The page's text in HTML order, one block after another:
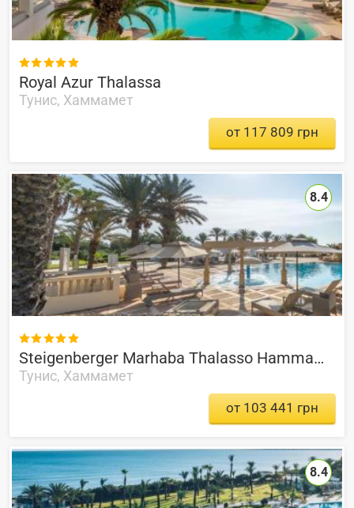

Royal Azur Thalassa
Тунис, Хаммамет
от 117 809 грн

Steigenberger Marhaba Thalasso Hammamet
Тунис, Хаммамет
8.4
от 103 441 грн
8.4